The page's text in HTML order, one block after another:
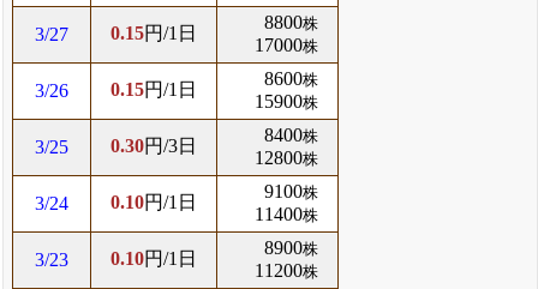
3/27 0.15円/1日
8800株
17000株
3/26 0.15円/1日
8600株
15900株
3/25 0.30円/3日
8400株
12800株
3/24 0.10円/1日
9100株
11400株
3/23 0.10円/1日
8900株
11200株